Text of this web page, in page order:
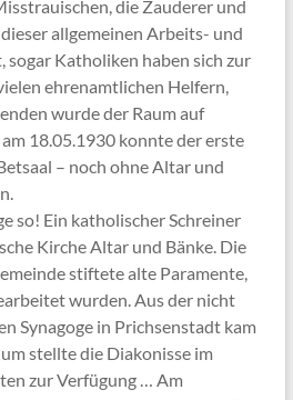
die Zauderer und
allgemeinen Arbeits- und
Katholiken haben sich zur
ehrenamtlichen Helfern,
wurde der Raum auf
18.05.1930 konnte der erste
– noch ohne Altar und
so! Ein katholischer Schreiner
Kirche Altar und Bänke. Die
stiftete alte Paramente,
wurden. Aus der nicht
Synagoge in Prichsenstadt kam
stellte die Diakonisse im
zur Verfügung … Am